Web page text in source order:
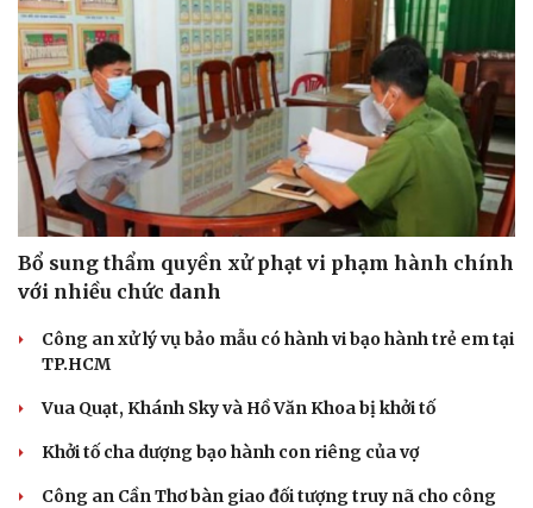
Bổ sung thẩm quyền xử phạt vi phạm hành chính
với nhiều chức danh
Công an xử lý vụ bảo mẫu có hành vi bạo hành trẻ em tại
TP.HCM
Vua Quạt, Khánh Sky và Hồ Văn Khoa bị khởi tố
Khởi tố cha dượng bạo hành con riêng của vợ
Công an Cần Thơ bàn giao đối tượng truy nã cho công